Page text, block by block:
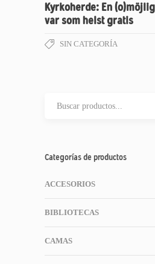
Kyrkoherde: En
var som helst gratis
SIN CATEGORÍA
Categorías de productos
ACCESORIOS
BIBLIOTECAS
CAMAS